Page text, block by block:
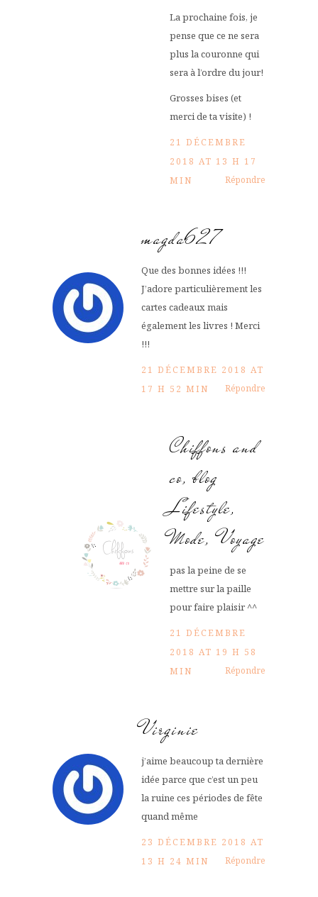
La prochaine fois, je
pense que ce ne sera
plus la couronne qui
sera à l’ordre du jour!
Grosses bises (et
merci de ta visite) !
21 DÉCEMBRE
2018 AT 13 H 17
MIN
Répondre
magda627
Que des bonnes idées !!!
J’adore particulièrement les
cartes cadeaux mais
également les livres ! Merci
!!!
21 DÉCEMBRE 2018 AT
17 H 52 MIN
Répondre
Chiffons and
co, blog
Lifestyle,
Mode, Voyage
pas la peine de se
mettre sur la paille
pour faire plaisir ^^
21 DÉCEMBRE
2018 AT 19 H 58
MIN
Répondre
Virginie
j’aime beaucoup ta dernière
idée parce que c’est un peu
la ruine ces périodes de fête
quand même
23 DÉCEMBRE 2018 AT
13 H 24 MIN
Répondre